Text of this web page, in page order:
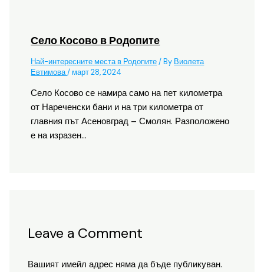
Село Косово в Родопите
Най-интересните места в Родопите/ By Виолета
Евтимова/март 28, 2024
Село Косово се намира само на пет километра
от Нареченски бани и на три километра от
главния път Асеновград – Смолян. Разположено
е на изразен…
Leave a Comment
Вашият имейл адрес няма да бъде публикуван.